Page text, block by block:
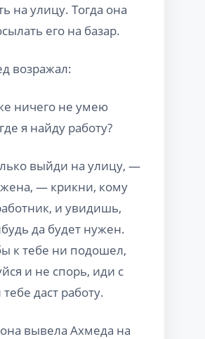
на улицу. Тогда она
его на базар.
возражал:
ничего не умею
я найду работу?
выйди на улицу, —
жена, — крикни, кому
и увидишь,
да будет нужен.
к тебе ни подошел,
и не спорь, иди с
даст работу.
вывела Ахмеда на